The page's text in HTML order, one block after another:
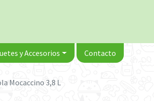
y Accesorios Contacto
Mocaccino 3,8 L